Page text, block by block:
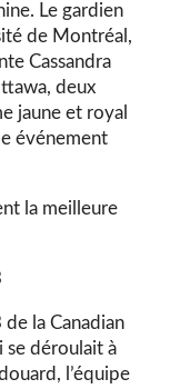
Le gardien
de Montréal,
Cassandra
deux
jaune et royal
événement
la meilleure
la Canadian
se déroulait à
l’équipe